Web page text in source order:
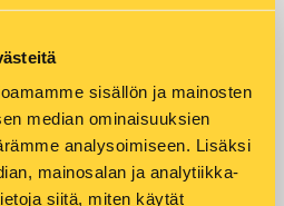
sisällön ja mainosten
median ominaisuuksien
analysoimiseen. Lisäksi
mainosalan ja analytiikka-
siitä, miten käytät
e
n
t
NEXT DAY
to calendar